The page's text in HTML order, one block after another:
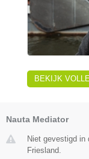
BEKIJK
Nauta Mediator
Niet gevestigd in
Friesland.